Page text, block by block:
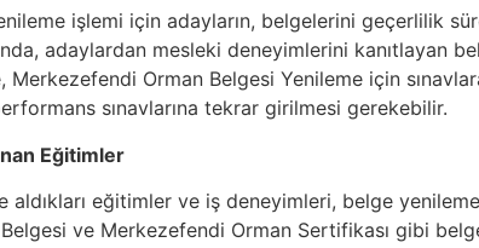
işlemi için adayların, belgelerini geçerlilik
adaylardan mesleki deneyimlerini kanıtlayan
Orman Belgesi Yenileme için
sınavlarına tekrar girilmesi gerekebilir.
Eğitimler
aldıkları eğitimler ve iş deneyimleri, belge
ve Merkezefendi Orman Sertifikası gibi